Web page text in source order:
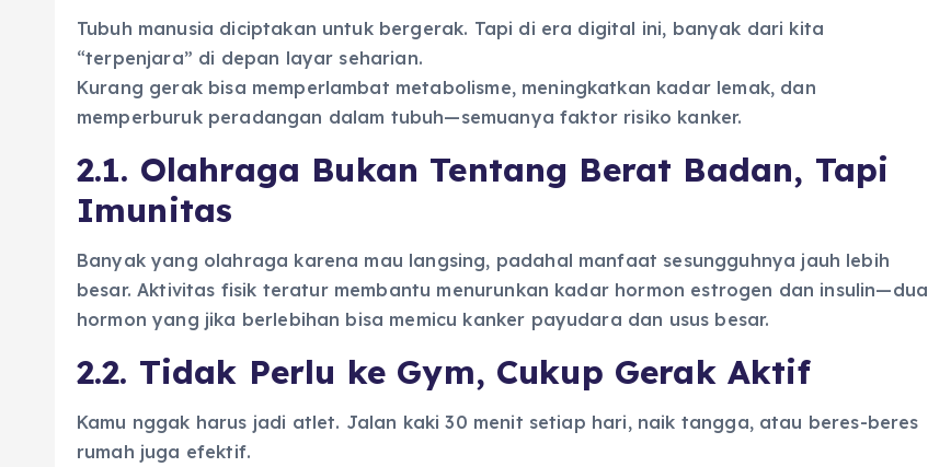
Tubuh manusia diciptakan untuk bergerak. Tapi di era digital ini, banyak dari kita
“terpenjara” di depan layar seharian.
Kurang gerak bisa memperlambat metabolisme, meningkatkan kadar lemak, dan
memperburuk peradangan dalam tubuh—semuanya faktor risiko kanker.
2.1. Olahraga Bukan Tentang Berat Badan, Tapi
Imunitas
Banyak yang olahraga karena mau langsing, padahal manfaat sesungguhnya jauh lebih
besar. Aktivitas fisik teratur membantu menurunkan kadar hormon estrogen dan insulin—dua
hormon yang jika berlebihan bisa memicu kanker payudara dan usus besar.
2.2. Tidak Perlu ke Gym, Cukup Gerak Aktif
Kamu nggak harus jadi atlet. Jalan kaki 30 menit setiap hari, naik tangga, atau beres-beres
rumah juga efektif.